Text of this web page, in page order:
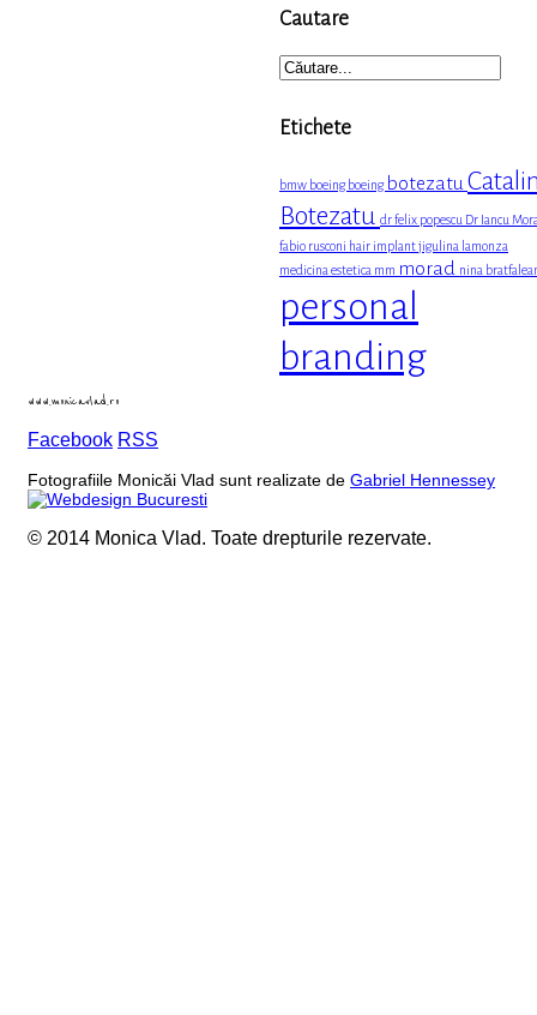
Cautare
Etichete
bmw boeing boeing botezatu
Botezatu dr felix popescu Dr Iancu
fabio rusconi hair implantjigulina lamonza
medicina estetica mm morad nina
personal
branding
www.monicavlad.ro
Facebook RSS
Fotografiile Monicăi Vlad sunt realizate de Gabriel Hennessey
© 2014 Monica Vlad. Toate drepturile rezervate.